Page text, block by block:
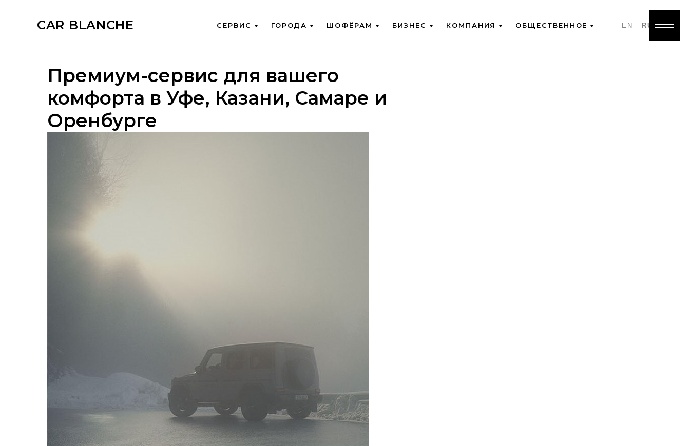
CAR BLANCHE СЕРВИС ГОРОДА ШОФЁРАМ БИЗНЕС КОМПАНИЯ ОБЩЕСТВЕННОЕ EN RU
Премиум-сервис для вашего
комфорта в Уфе, Казани, Самаре и
Оренбурге